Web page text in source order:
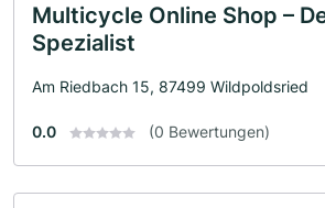
Multicycle Online Shop –
Spezialist
Am Riedbach 15, 87499 Wildpoldsried
0.0 (0 Bewertungen)